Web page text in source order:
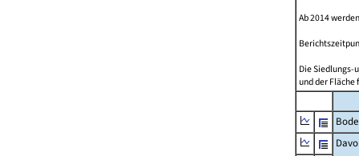
Ab 2014
Die Siedlungs-
und der Fläche